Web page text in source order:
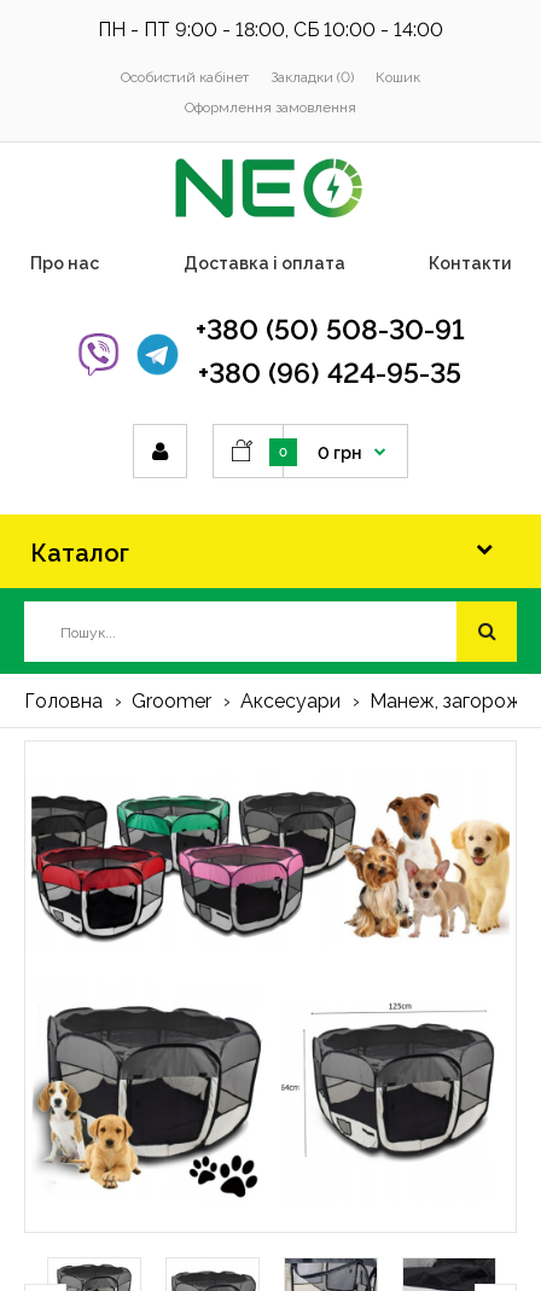
ПН - ПТ 9:00 - 18:00, СБ 10:00 - 14:00
Особистий кабінет Закладки (0)
Кошик
Оформлення замовлення
Про нас Доставка і оплата Контакти
+380 (50) 508-30-91
+380 (96) 424-95-35
0 0 грн
Каталог
Головна Groomer Аксесуари Манеж, загорожа